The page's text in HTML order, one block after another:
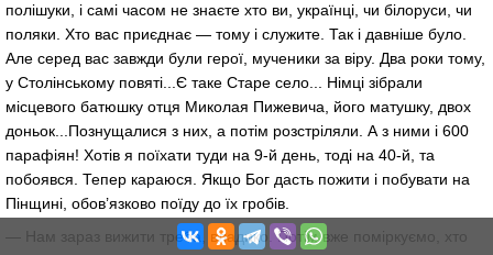
полішуки, і самі часом не знаєте хто ви, українці, чи білоруси, чи
поляки. Хто вас приєднає — тому і служите. Так і давніше було.
Але серед вас завжди були герої, мученики за віру. Два роки тому,
у Столінському повяті...Є таке Старе село... Німці зібрали
місцевого батюшку отця Миколая Пижевича, його матушку, двох
доньок...Познущалися з них, а потім розстріляли. А з ними і 600
парафіян! Хотів я поїхати туди на 9-й день, тоді на 40-й, та
побоявся. Тепер караюся. Якщо Бог дасть пожити і побувати на
Пінщині, обов’язково поїду до їх гробів.
— Нам зараз вижити треба, владико. Потім вже поміркуємо, хто